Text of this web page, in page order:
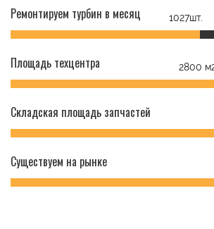
Ремонтируем турбин в месяц 1027шт.
Площадь техцентра 2800
Складская площадь запчастей
Существуем на рынке